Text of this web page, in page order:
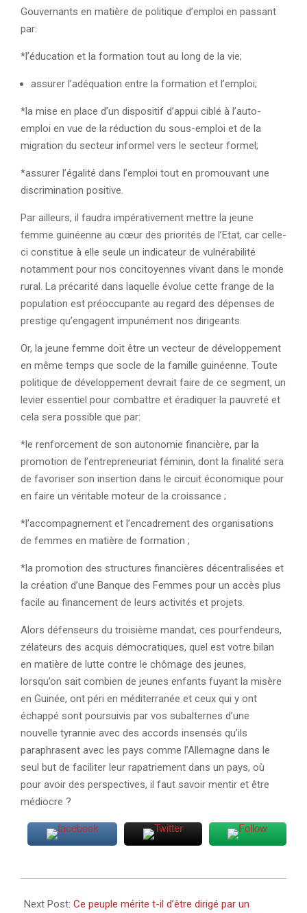
Gouvernants en matière de politique d’emploi en passant
par:
*l’éducation et la formation tout au long de la vie;
assurer l’adéquation entre la formation et l’emploi;
*la mise en place d’un dispositif d’appui ciblé à l’auto-
emploi en vue de la réduction du sous-emploi et de la
migration du secteur informel vers le secteur formel;
*assurer l’égalité dans l’emploi tout en promouvant une
discrimination positive.
Par ailleurs, il faudra impérativement mettre la jeune
femme guinéenne au cœur des priorités de l’Etat, car celle-
ci constitue à elle seule un indicateur de vulnérabilité
notamment pour nos concitoyennes vivant dans le monde
rural. La précarité dans laquelle évolue cette frange de la
population est préoccupante au regard des dépenses de
prestige qu’engagent impunément nos dirigeants.
Or, la jeune femme doit être un vecteur de développement
en même temps que socle de la famille guinéenne. Toute
politique de développement devrait faire de ce segment, un
levier essentiel pour combattre et éradiquer la pauvreté et
cela sera possible que par:
*le renforcement de son autonomie financière, par la
promotion de l’entrepreneuriat féminin, dont la finalité sera
de favoriser son insertion dans le circuit économique pour
en faire un véritable moteur de la croissance ;
*l’accompagnement et l’encadrement des organisations
de femmes en matière de formation ;
*la promotion des structures financières décentralisées et
la création d’une Banque des Femmes pour un accès plus
facile au financement de leurs activités et projets.
Alors défenseurs du troisième mandat, ces pourfendeurs,
zélateurs des acquis démocratiques, quel est votre bilan
en matière de lutte contre le chômage des jeunes,
lorsqu’on sait combien de jeunes enfants fuyant la misère
en Guinée, ont péri en méditerranée et ceux qui y ont
échappé sont poursuivis par vos subalternes d’une
nouvelle tyrannie avec des accords insensés qu’ils
paraphrasent avec les pays comme l’Allemagne dans le
seul but de faciliter leur rapatriement dans un pays, où
pour avoir des perspectives, il faut savoir mentir et être
médiocre ?
06-
Next Post: Ce peuple mérite t-il d’être dirigé par un